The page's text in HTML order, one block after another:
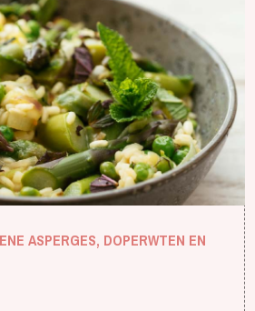
ASPERGES, DOPERWTEN EN